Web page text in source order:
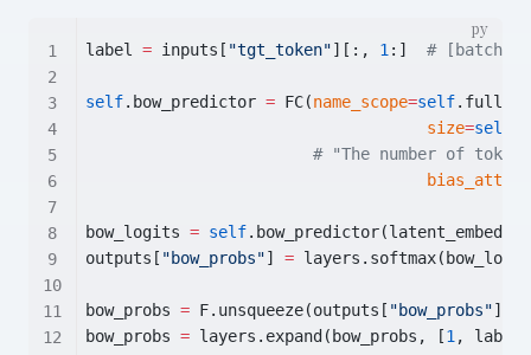
label = inputs[ "tgt_token"][:, 1 :] # [batch
self.bow_predictor = FC(name_scope=self
size=self
# "The number of
bias_attr
bow_logits = self.bow_predictor(latent_embed)
outputs[ "bow_probs"] =
bow_probs = F.unsqueeze(outputs[ "bow_probs"], [
bow_probs = layers.expand(bow_probs, [1 ,